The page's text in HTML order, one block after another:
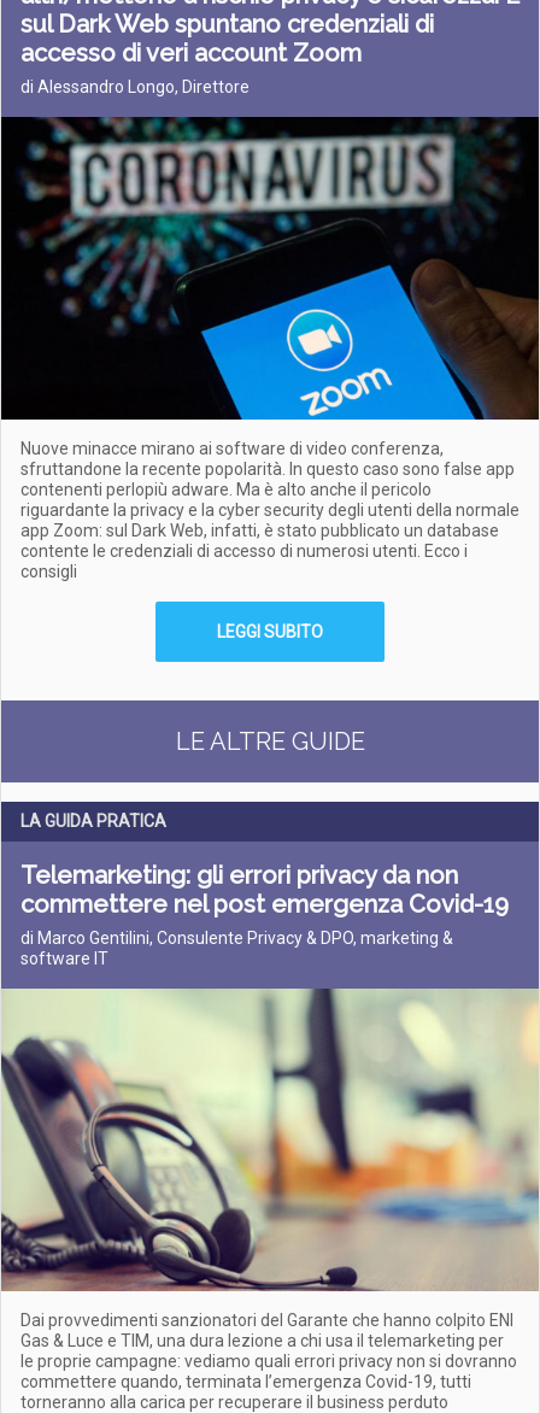
sul Dark Web spuntano credenziali di
accesso di veri account Zoom
di Alessandro Longo, Direttore
Nuove minacce mirano ai software di video conferenza,
sfruttandone la recente popolarità. In questo caso sono false app
contenenti perlopiù adware. Ma è alto anche il pericolo
riguardante la privacy e la cyber security degli utenti della normale
app Zoom: sul Dark Web, infatti, è stato pubblicato un database
contente le credenziali di accesso di numerosi utenti. Ecco i
consigli
LEGGI SUBITO
LE ALTRE GUIDE
LA GUIDA PRATICA
Telemarketing: gli errori privacy da non
commettere nel post emergenza Covid-19
di Marco Gentilini, Consulente Privacy & DPO, marketing &
software IT
Dai provvedimenti sanzionatori del Garante che hanno colpito ENI
Gas & Luce e TIM, una dura lezione a chi usa il telemarketing per
le proprie campagne: vediamo quali errori privacy non si dovranno
commettere quando, terminata l’emergenza Covid-19, tutti
torneranno alla carica per recuperare il business perduto